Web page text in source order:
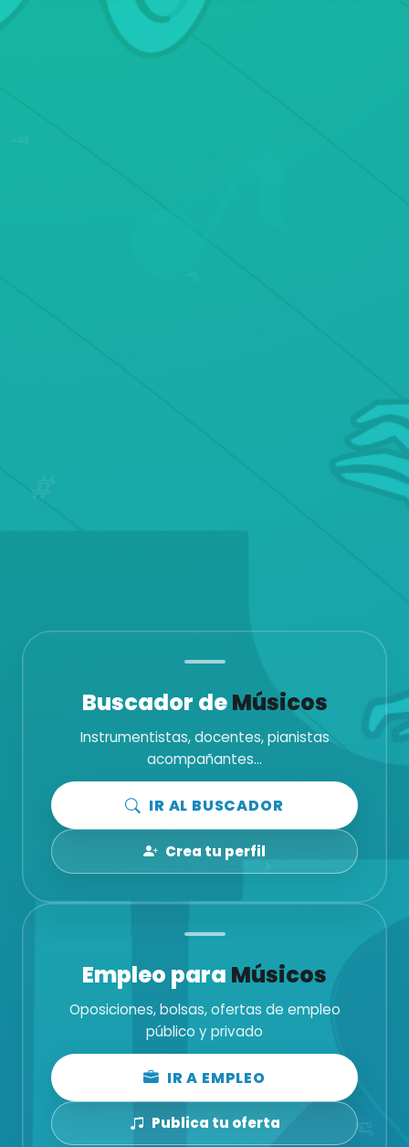
Buscador deMúsicos
Instrumentistas, docentes, pianistas
acompañantes...
IR AL BUSCADOR
Crea tu perfil
Empleo para Músicos
Oposiciones, bolsas, ofertas de empleo
público y privado
IR A EMPLEO
Publica tu oferta